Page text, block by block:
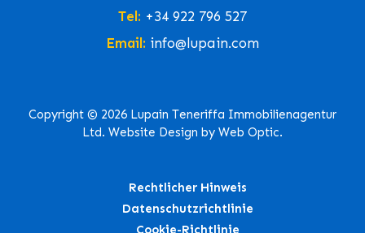
Tel: +34 922 796 527
Email: info@lupain.com
Copyright © 2026 Lupain Teneriffa Immobilienagentur
Ltd. Website Design by Web Optic.
Rechtlicher Hinweis
Datenschutzrichtlinie
Cookie-Richtlinie